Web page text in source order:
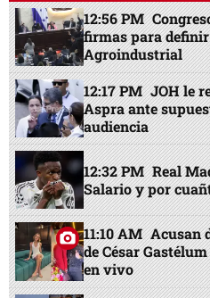
12:56 PM
firmas para
Agroindustrial
12:17 PM JOH le
Aspra ante
audiencia
12:32 PM Real
Salario y por
11:10 AM Acusan
de César
en vivo